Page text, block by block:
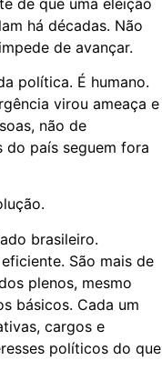
há décadas. Não
de avançar.
política. É humano.
virou ameaça e
não de
do país seguem fora
brasileiro.
São mais de
plenos, mesmo
básicos. Cada um
cargos e
políticos do que